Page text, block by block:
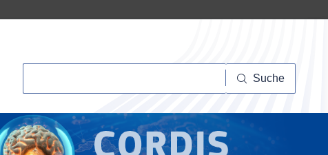
Suche